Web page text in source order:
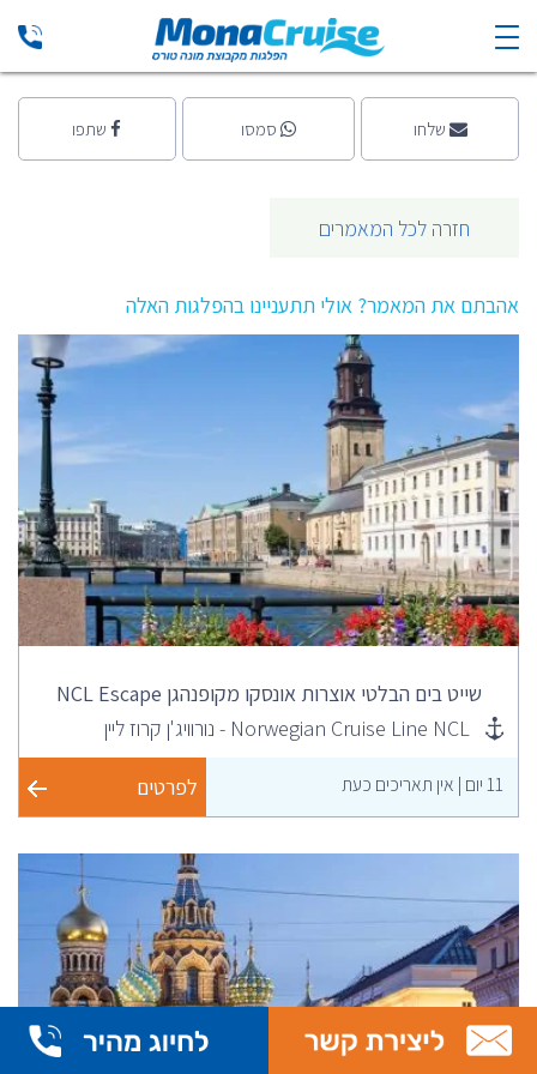
מאת מערכת מונה קרוז
שתפו סמסו שלחו
חזרה לכל המאמרים
אהבתם את המאמר? אולי תתעניינו בהפלגות האלה
שייט בים הבלטי אוצרות אונסקו מקופנהגן NCL Escape
Norwegian Cruise Line NCL - נורוויג'ן קרוז ליין
11 יום | אין תאריכים כעת לפרטים